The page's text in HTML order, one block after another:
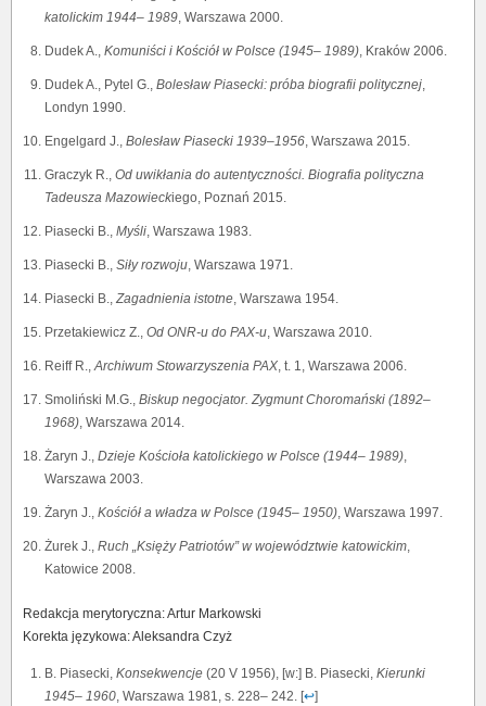
katolickim 1944– 1989, Warszawa 2000.
Dudek A., Komuniści i Kościół w Polsce (1945– 1989), Kraków 2006.
Dudek A., Pytel G., Bolesław Piasecki: próba biografii politycznej,
Londyn 1990.
Engelgard J., Bolesław Piasecki 1939–1956, Warszawa 2015.
Graczyk R., Od uwikłania do autentyczności. Biografia polityczna
Tadeusza Mazowieckiego, Poznań 2015.
Piasecki B., Myśli, Warszawa 1983.
Piasecki B., Siły rozwoju, Warszawa 1971.
Piasecki B., Zagadnienia istotne, Warszawa 1954.
Przetakiewicz Z., Od ONR-u do PAX-u, Warszawa 2010.
Reiff R.,Archiwum Stowarzyszenia PAX, t. 1, Warszawa 2006.
Smoliński M.G., Biskup negocjator. Zygmunt Choromański (1892–
1968), Warszawa 2014.
Żaryn J., Dzieje Kościoła katolickiego w Polsce (1944– 1989),
Warszawa 2003.
Żaryn J., Kościół a władza w Polsce (1945– 1950), Warszawa 1997.
Żurek J., Ruch „Księży Patriotów” w województwie katowickim,
Katowice 2008.
Redakcja merytoryczna: Artur Markowski
Korekta językowa: Aleksandra Czyż
B. Piasecki, Konsekwencje (20 V 1956), [w:] B. Piasecki, Kierunki
1945– 1960, Warszawa 1981, s. 228– 242. [↩]